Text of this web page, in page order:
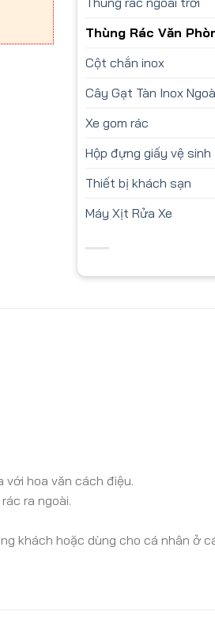
Thùng Rác Văn
Cột chắn inox
Cây Gạt Tàn Inox
Xe gom rác
Hộp đựng giấy vệ sinh
Thiết bị khách sạn
Máy Xịt Rửa Xe
hoa văn cách điệu.
ra ngoài.
khách hoặc dùng cho cá nhân ở